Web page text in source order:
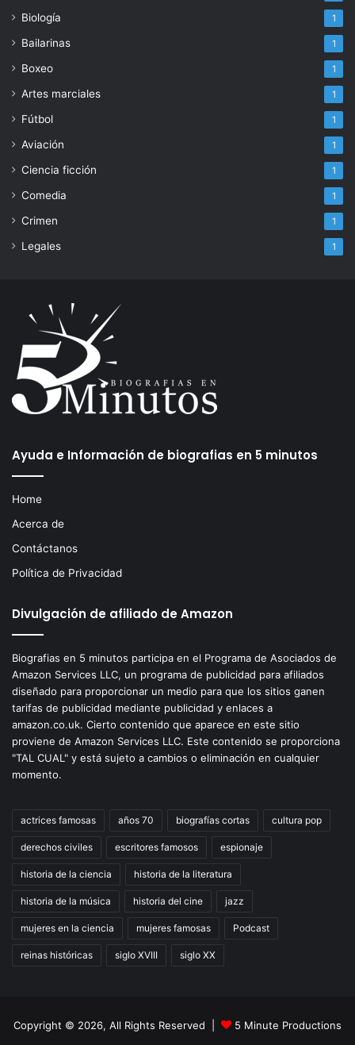
Biología 1
Bailarinas 1
Boxeo 1
Artes marciales 1
Fútbol 1
Aviación 1
Ciencia ficción 1
Comedia 1
Crimen 1
Legales 1
Ayuda e Información de biografias en 5 minutos
Home
Acerca de
Contáctanos
Política de Privacidad
Divulgación de afiliado de Amazon
Biografias en 5 minutos participa en el Programa de Asociados de
Amazon Services LLC, un programa de publicidad para afiliados
diseñado para proporcionar un medio para que los sitios ganen
tarifas de publicidad mediante publicidad y enlaces a
amazon.co.uk. Cierto contenido que aparece en este sitio
proviene de Amazon Services LLC. Este contenido se proporciona
"TAL CUAL" y está sujeto a cambios o eliminación en cualquier
momento.
actrices famosas años 70 biografías cortas cultura pop
derechos civiles escritores famosos espionaje
historia de la ciencia historia de la literatura
historia de la música historia del cine jazz
mujeres en la ciencia mujeres famosas Podcast
reinas históricas siglo XVIII siglo XX
Copyright © 2026, All Rights Reserved |
5 Minute Productions